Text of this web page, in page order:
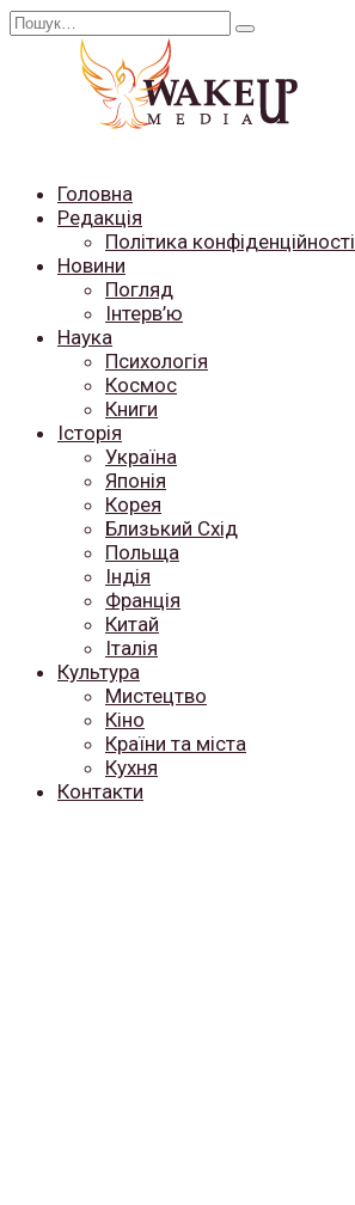
Перейти
Search
Головна
Редакція
Політика конфіденційності
Новини
Погляд
Інтерв’ю
Наука
Психологія
Космос
Книги
Історія
Україна
Японія
Корея
Близький Схід
Польща
Індія
Франція
Китай
Італія
Культура
Мистецтво
Кіно
Країни та міста
Кухня
Контакти